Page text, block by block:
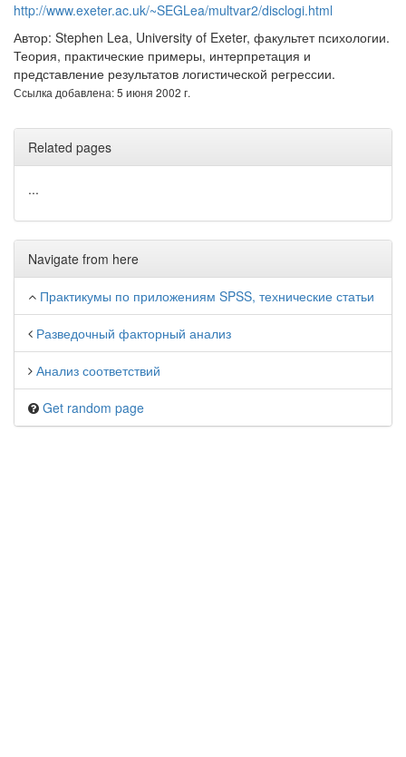
http://www.exeter.ac.uk/~SEGLea/multvar2/disclogi.html
Автор: Stephen Lea, University of Exeter, факультет психологии.
Теория, практические примеры, интерпретация и
представление результатов логистической регрессии.
Ссылка добавлена: 5 июня 2002 г.
Related pages
...
Navigate from here
Практикумы по приложениям SPSS, технические статьи
Разведочный факторный анализ
Анализ соответствий
Get random page